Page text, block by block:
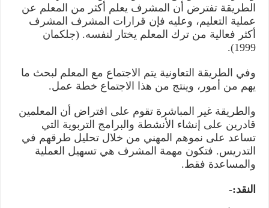
الطريقة تفترض أن المشرف يعلم أكثر من المعلم عن
عملية التعليم، وعليه فإن قرارات المشرف المشرف
أكثر فعالية من ترك المعلم يختار لنفسه. (جلكمان
1999).
وفي الطريقة التعاونية يتم الاجتماع مع المعلم لبحث ما
يهم من أمور، وينتج من هذا الاجتماع خطة عمل.
والطريقة غير المباشرة تقوم على افتراض أن المعلمين
قادرين على إنشاء الأنشطة والبرامج التربوية التي
تساعد على نموهم المهني من خلال تحليل طرقهم في
التدريس. فتكون مهمة المشرف هي تسهيل العملية
والمساعدة فقط.
النقد:-